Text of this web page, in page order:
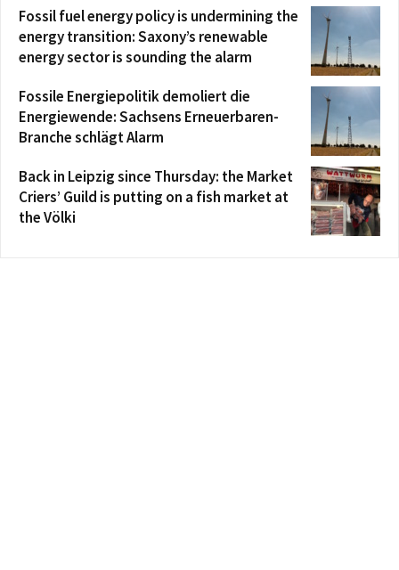
Fossil fuel energy policy is undermining the
energy transition: Saxony’s renewable
energy sector is sounding the alarm
Fossile Energiepolitik demoliert die
Energiewende: Sachsens Erneuerbaren-
Branche schlägt Alarm
Back in Leipzig since Thursday: the Market
Criers’ Guild is putting on a fish market at
the Völki